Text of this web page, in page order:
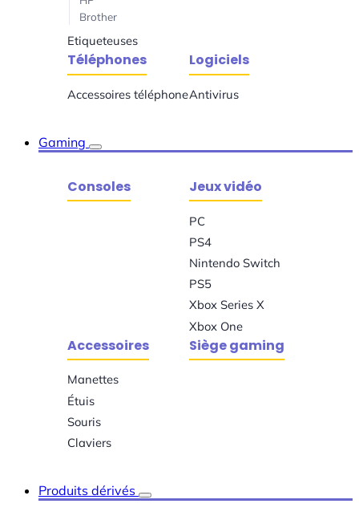
Brother
Etiqueteuses
Téléphones
Accessoires téléphone
Logiciels
Antivirus
Gaming
Consoles Jeux vidéo
PC
PS4
Nintendo Switch
PS5
Xbox Series X
Xbox One
Accessoires
Manettes
Étuis
Souris
Claviers
Siège gaming
Produits dérivés